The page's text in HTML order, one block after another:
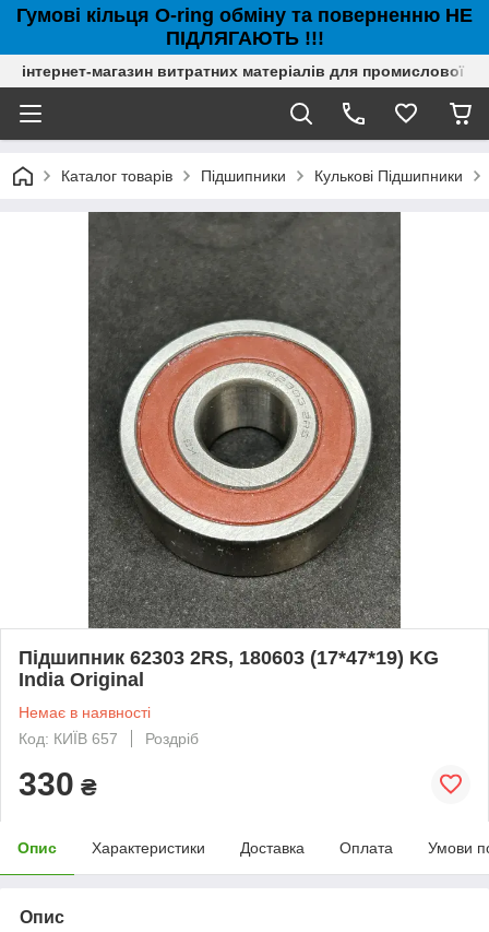
Гумові кільця O-ring обміну та поверненню НЕ
ПІДЛЯГАЮТЬ !!!
інтернет-магазин витратних матеріалів для промислової
Каталог товарів Підшипники Кулькові Підшипники
Підшипник 62303 2RS, 180603 (17*47*19) KG
India Original
Немає в наявності
Код: КИЇВ 657
Роздріб
330 ₴
Опис Характеристики Доставка Оплата Умови
Опис